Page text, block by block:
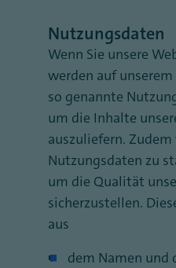
Nutzungsdaten
Wenn Sie unsere
werden auf
so genannte
um die Inhalte
auszuliefern.
Nutzungsdaten zu
um die Qualität
sicherzustellen.
aus
dem Namen und